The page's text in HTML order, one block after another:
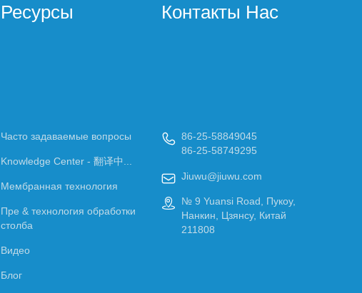
Ресурсы
Часто задаваемые вопросы
Knowledge Center - 翻译中...
Мембранная технология
Пре & технология обработки
столба
Видео
Блог
Контакты Нас
 86-25-58849045
86-25-58749295
 Jiuwu@jiuwu.com

№ 9 Yuansi Road, Пукоу,
Нанкин, Цзянсу, Китай
211808